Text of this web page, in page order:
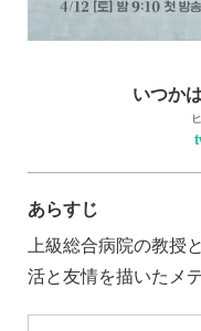
いつか
あらすじ
上級総合病院の教授
活と友情を描いたメ